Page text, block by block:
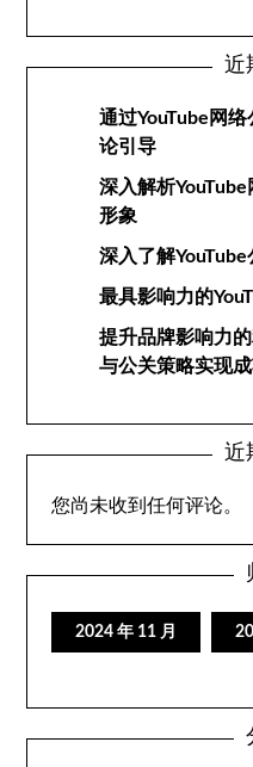
近
通过YouTube网
论引导
深入解析
形象
深入了解
最具影响力的
提升品牌影响力
与公关策略实现
近
您尚未收到任何评论。
2024 年 11 月